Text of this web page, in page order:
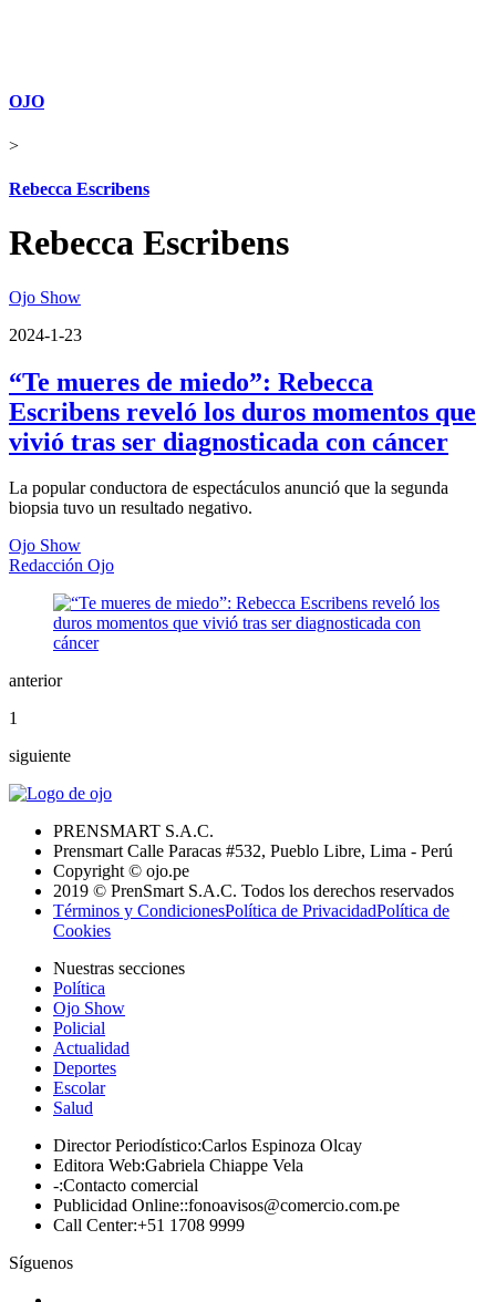
OJO
>
Rebecca Escribens
Rebecca Escribens
Ojo Show
2024-1-23
“Te mueres de miedo”: Rebecca
Escribens reveló los duros momentos que
vivió tras ser diagnosticada con cáncer
La popular conductora de espectáculos anunció que la segunda
biopsia tuvo un resultado negativo.
Ojo Show
Redacción Ojo
anterior
1
siguiente
PRENSMART S.A.C.
Prensmart Calle Paracas #532, Pueblo Libre, Lima - Perú
Copyright © ojo.pe
2019 © PrenSmart S.A.C. Todos los derechos reservados
Términos y CondicionesPolítica de PrivacidadPolítica de
Cookies
Nuestras secciones
Política
Ojo Show
Policial
Actualidad
Deportes
Escolar
Salud
Director Periodístico:Carlos Espinoza Olcay
Editora Web:Gabriela Chiappe Vela
-:Contacto comercial
Publicidad Online::fonoavisos@comercio.com.pe
Call Center:+51 1708 9999
Síguenos